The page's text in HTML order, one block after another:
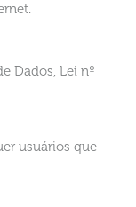
Dados, Lei nº
usuários que